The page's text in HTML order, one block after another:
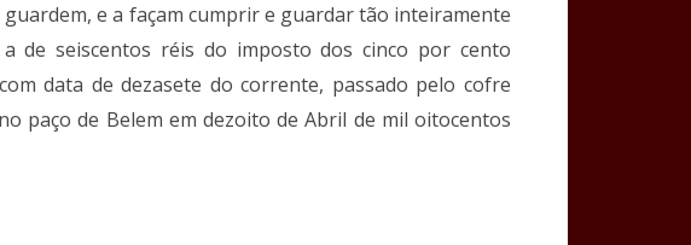
e a façam cumprir e guardar tão inteiramente
de seiscentos réis do imposto dos cinco por cento
data de dezasete do corrente, passado pelo cofre
paço de Belem em dezoito de Abril de mil oitocentos